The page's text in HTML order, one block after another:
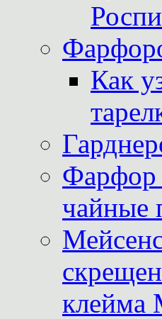
Как
Фарфор
чайные
клейма